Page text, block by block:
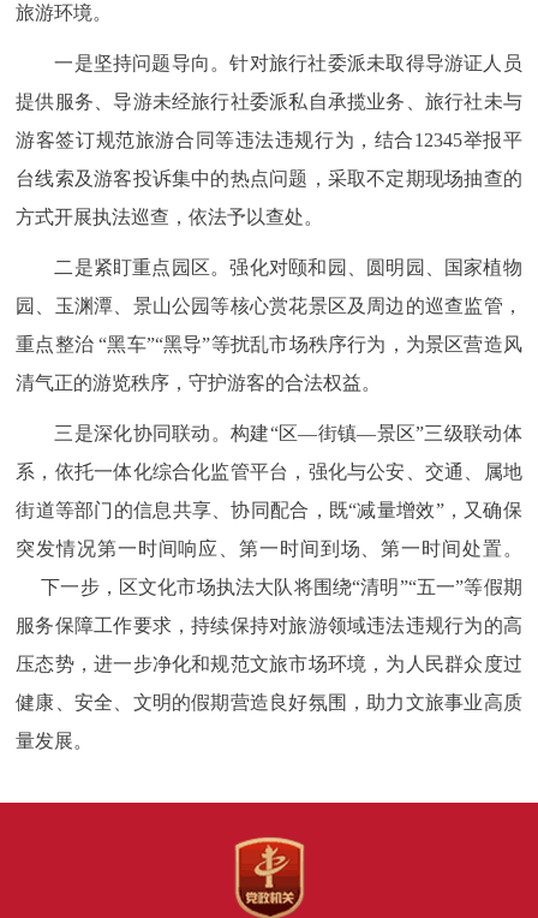
旅游环境。
一是坚持问题导向。针对旅行社委派未取得导游证人员
提供服务、导游未经旅行社委派私自承揽业务、旅行社未与
游客签订规范旅游合同等违法违规行为，结合12345举报平
台线索及游客投诉集中的热点问题，采取不定期现场抽查的
方式开展执法巡查，依法予以查处。
二是紧盯重点园区。强化对颐和园、圆明园、国家植物
园、玉渊潭、景山公园等核心赏花景区及周边的巡查监管，
重点整治 “黑车”“黑导”等扰乱市场秩序行为，为景区营造风
清气正的游览秩序，守护游客的合法权益。
三是深化协同联动。构建“区—街镇—景区”三级联动体
系，依托一体化综合化监管平台，强化与公安、交通、属地
街道等部门的信息共享、协同配合，既“减量增效”，又确保
突发情况第一时间响应、第一时间到场、第一时间处置。
下一步，区文化市场执法大队将围绕“清明”“五一”等假期
服务保障工作要求，持续保持对旅游领域违法违规行为的高
压态势，进一步净化和规范文旅市场环境，为人民群众度过
健康、安全、文明的假期营造良好氛围，助力文旅事业高质
量发展。